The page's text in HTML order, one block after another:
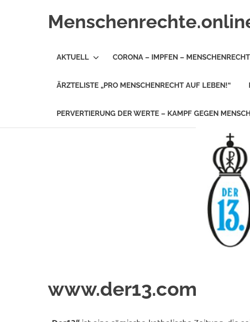
alle
Geborene
AKTUELL CORONA – IMPFEN –
ÄRZTELISTE „PRO MENSCHENRECHT AUF LEBEN!“
PERVERTIERUNG DER WERTE – KAMPF GEGEN
www.der13.com